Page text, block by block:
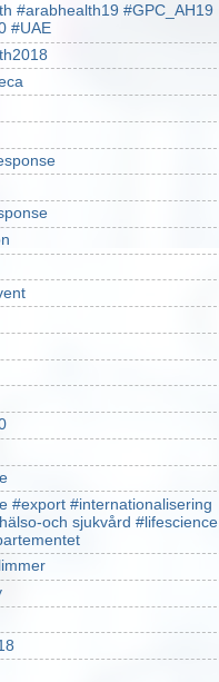
#arabhealth19 #GPC_AH19
#UAE
#export #internationalisering
och sjukvård #lifescience